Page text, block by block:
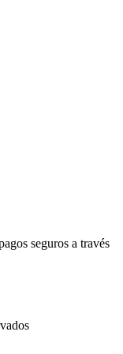
seguros a través